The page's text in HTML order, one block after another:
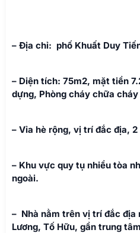
– Địa chỉ: phố Khuất Duy
– Diện tích: 75m2, mặt tiền
dựng, Phòng cháy chữa
– Vỉa hè rộng, vị trí đắc địa,
– Khu vực quy tụ nhiều tòa
ngoài.
– Nhà nằm trên vị trí đắc địa
Lương, Tố Hữu, gần trung